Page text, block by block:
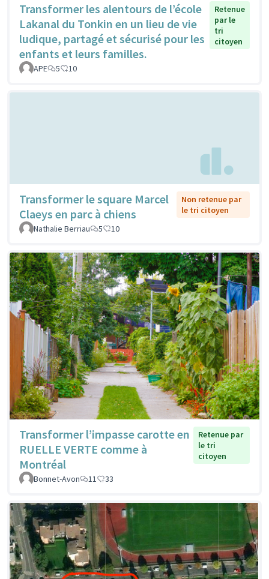
Transformer les alentours de l’école
Lakanal du Tonkin en un lieu de vie
ludique, partagé et sécurisé pour les
enfants et leurs familles.
Retenue
par le
tri
citoyen
APE 5 10
Transformer le square Marcel
Claeys en parc à chiens
Non retenue par
le tri citoyen
Nathalie Berriau
5 10
Transformer l’impasse carotte en
RUELLE VERTE comme à
Montréal
Retenue par
le tri
citoyen
Bonnet-Avon 11 33